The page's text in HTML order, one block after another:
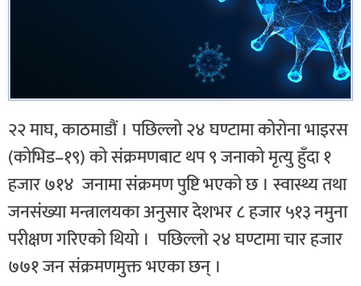
२२ माघ, काठमाडौं । पछिल्लो २४ घण्टामा कोरोना भाइरस
(कोभिड–१९) को संक्रमणबाट थप ९ जनाको मृत्यु हुँदा १
हजार ७१४ जनामा संक्रमण पुष्टि भएको छ । स्वास्थ्य तथा
जनसंख्या मन्त्रालयका अनुसार देशभर ८ हजार ५१३ नमुना
परीक्षण गरिएको थियो । पछिल्लो २४ घण्टामा चार हजार
७७१ जन संक्रमणमुक्त भएका छन् ।